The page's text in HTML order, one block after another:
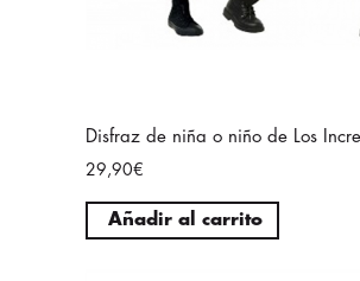
Disfraz de niña o niño de Los
29,90€
Añadir al carrito